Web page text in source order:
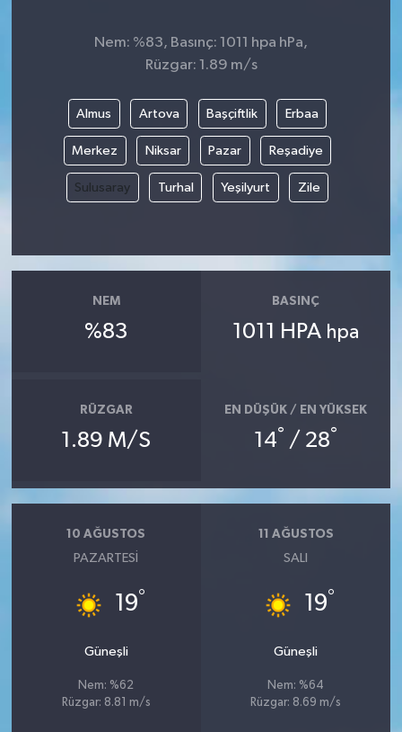
Nem: %83, Basınç: 1011 hpa hPa,
Rüzgar: 1.89 m/s
Almus Artova Başçiftlik Erbaa
Merkez Niksar Pazar Reşadiye
Sulusaray Turhal Yeşilyurt Zile
NEM
%83
BASINÇ
1011 HPA hpa
RÜZGAR
1.89 M/S
EN DÜŞÜK / EN YÜKSEK
14° / 28°
10 AĞUSTOS
PAZARTESI
19°
Güneşli
Nem: %62
Rüzgar: 8.81 m/s
11 AĞUSTOS
SALI
19°
Güneşli
Nem: %64
Rüzgar: 8.69 m/s